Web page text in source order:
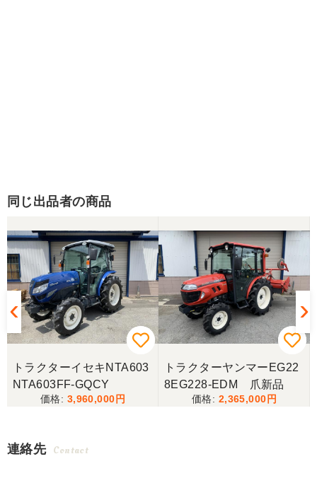
同じ出品者の商品
トラクターイセキNTA603
NTA603FF-GQCY
3,960,000
トラクターヤンマーEG22
8EG228-EDM 爪新品
2,365,000
連絡先 Contact